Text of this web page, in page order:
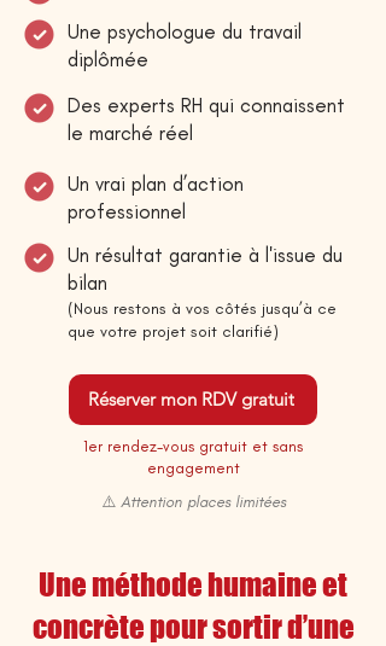
Une psychologue du travail
diplômée
Des experts RH qui connaissent
le marché réel
Un vrai plan d’action
professionnel
Un résultat garantie à l'issue du
bilan
(Nous restons à vos côtés jusqu’à ce
que votre projet soit clarifié)
Réserver mon RDV gratuit
1er rendez-vous gratuit et sans
engagement
⚠️ Attention places limitées
Une méthode humaine et
concrète pour sortir d’une